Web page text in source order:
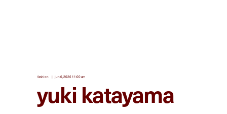
fashion jun 6, 2026 11:00 am
yuki katayama